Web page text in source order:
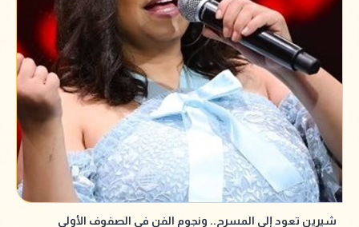
شيرين تعود إلى المسرح.. ونجوم الفن في الصفوف الأولى